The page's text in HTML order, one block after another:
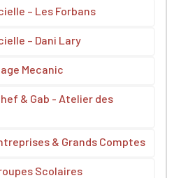
– Les Forbans
– Dani Lary
Mecanic
& Gab - Atelier des
& Grands Comptes
Scolaires